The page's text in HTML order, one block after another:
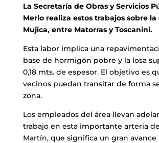
La Secretaría de Obras y Servicios
Merlo realiza estos trabajos sobre la
Mujica, entre Matorras y Toscanini.
Esta labor implica una
base de hormigón pobre y la losa
0,18 mts. de espesor. El objetivo es
vecinos puedan transitar de forma
zona.
Los empleados del área llevan
trabajo en esta importante arteria
Martín, que significa un gran avance